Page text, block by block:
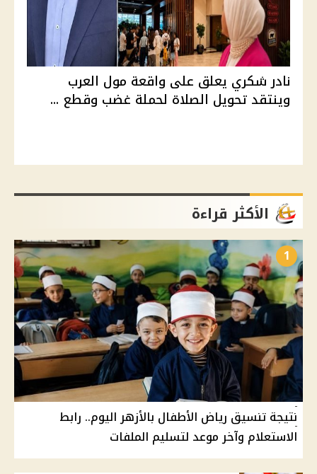
نادر شكري يعلق على واقعة مول العرب
وينتقد تحويل الصلاة لحملة غضب وقطع ...
الأكثر قراءة
1
نتيجة تنسيق رياض الأطفال بالأزهر اليوم.. رابط
الاستعلام وآخر موعد لتسليم الملفات